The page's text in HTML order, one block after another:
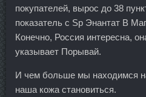
покупателей, вырос до 38
показатель с Sp Энантат В
Конечно, Россия интересна,
указывает Порывай.
И чем больше мы находимся
наша кожа становиться.